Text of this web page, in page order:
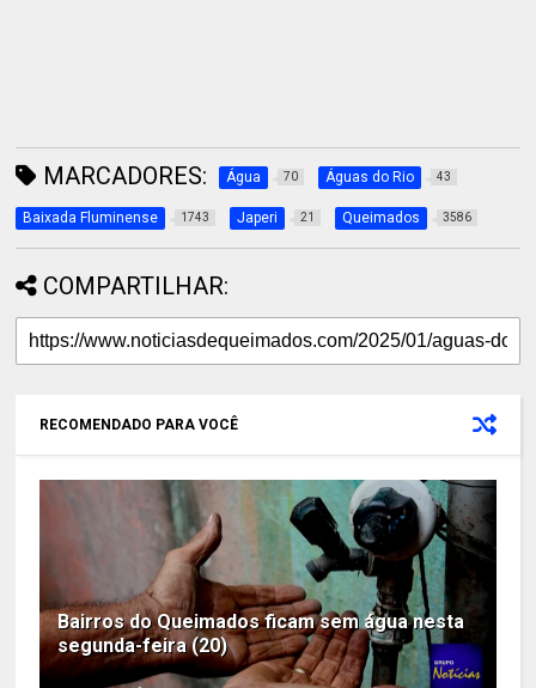
MARCADORES: Água 70 Águas do Rio 43
Baixada Fluminense 1743 Japeri 21 Queimados 3586
COMPARTILHAR:
RECOMENDADO PARA VOCÊ
Bairros do Queimados ficam sem água nesta
segunda-feira (20)